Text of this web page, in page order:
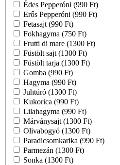
Édes Pepperóni (990 Ft)
Erős Pepperóni (990 Ft)
Fetasajt (990 Ft)
Fokhagyma (750 Ft)
Frutti di mare (1300 Ft)
Füstölt sajt (1300 Ft)
Füstölt tarja (1300 Ft)
Gomba (990 Ft)
Hagyma (990 Ft)
Juhtúró (1300 Ft)
Kukorica (990 Ft)
Lilahagyma (990 Ft)
Márványsajt (1300 Ft)
Olivabogyó (1300 Ft)
Paradicsomkarika (990 Ft)
Parmezán (1300 Ft)
Sonka (1300 Ft)